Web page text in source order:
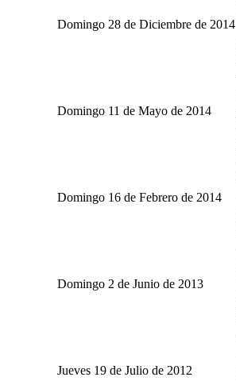
Domingo 28 de Diciembre de 2014
Domingo 11 de Mayo de 2014
Domingo 16 de Febrero de 2014
Domingo 2 de Junio de 2013
Jueves 19 de Julio de 2012